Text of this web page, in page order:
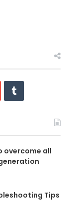
Tumblr
overcome all
Tips